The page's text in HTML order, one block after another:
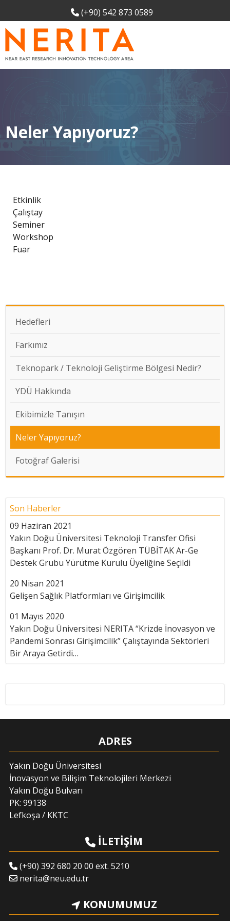
(+90) 542 873 0589
Neler Yapıyoruz?
Etkinlik
Çalıştay
Seminer
Workshop
Fuar
Hedefleri
Farkımız
Teknopark / Teknoloji Geliştirme Bölgesi Nedir?
YDÜ Hakkında
Ekibimizle Tanışın
Neler Yapıyoruz?
Fotoğraf Galerisi
Son Haberler
09 Haziran 2021
Yakın Doğu Üniversitesi Teknoloji Transfer Ofisi
Başkanı Prof. Dr. Murat Özgören TÜBİTAK Ar-Ge
Destek Grubu Yürütme Kurulu Üyeliğine Seçildi
20 Nisan 2021
Gelişen Sağlık Platformları ve Girişimcilik
01 Mayıs 2020
Yakın Doğu Üniversitesi NERITA “Krizde İnovasyon ve
Pandemi Sonrası Girişimcilik” Çalıştayında Sektörleri
Bir Araya Getirdi…
ADRES
Yakın Doğu Üniversitesi
İnovasyon ve Bilişim Teknolojileri Merkezi
Yakın Doğu Bulvarı
PK: 99138
Lefkoşa / KKTC
İLETİŞİM
(+90) 392 680 20 00 ext. 5210
nerita@neu.edu.tr
KONUMUMUZ